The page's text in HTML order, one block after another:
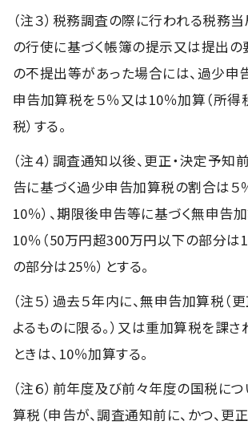
（注３）税務調査の際に行われる税務
の行使に基づく帳簿の提示又は提出の
の不提出等があった場合には、過少申
申告加算税を５％又は10％加算（所得
税）する。
（注４）調査通知以後、更正・決定予知
告に基づく過少申告加算税の割合は５
10％）、期限後申告等に基づく無申告
10％（50万円超300万円以下の部分は
の部分は25％）とする。
（注５）過去５年内に、無申告加算税（
よるものに限る。）又は重加算税を課
ときは、10％加算する。
（注６）前年度及び前々年度の国税に
算税（申告が、調査通知前に、かつ、更